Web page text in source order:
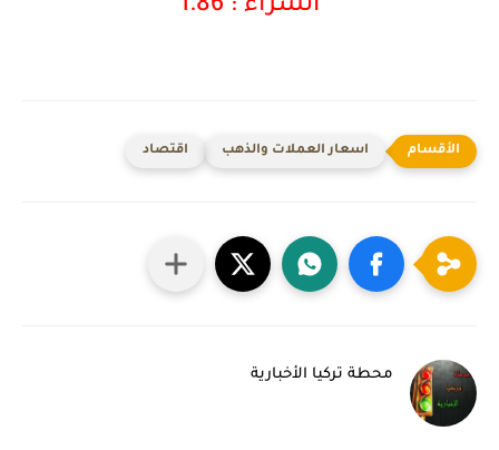
الشراء : 1.86
اسعار العملات والذهب اقتصاد
محطة تركيا الأخبارية